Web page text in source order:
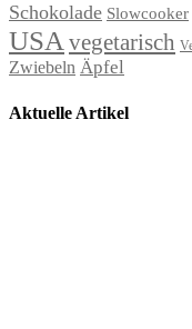
Schokolade Slowcooker
USA vegetarisch
Zwiebeln Äpfel
Aktuelle Artikel